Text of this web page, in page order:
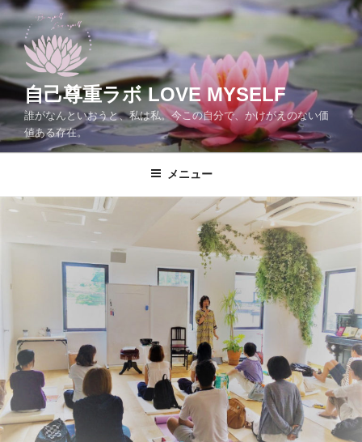
コ
ン
ツ
へ
ス
キ
自己尊重ラボ LOVE MYSELF
誰がなんといおうと、私は私。今この自分で、かけがえのない価
値ある存在。
メニュー